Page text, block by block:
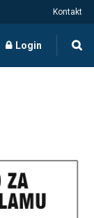
Kontakt
Login